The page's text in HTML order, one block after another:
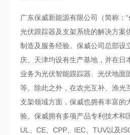
广东保威新能源有限公司（简称：
光伏跟踪器及支架系统的解决方案
制造及服务经验。保威公司总部设
庆、天津均设有生产基地，并在日
业务为光伏智能跟踪器、光伏地面
等。除此之外，在农光互补、渔光
支架领域方面，保威也拥有丰富的
验。保威拥有多项产品专利技术和
UL、CE、CPP、IEC、TUV以及